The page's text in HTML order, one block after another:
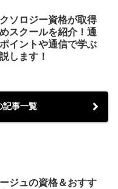
ソロジー資格が取得
スクールを紹介！通
イントや通信で学ぶ
します！
記事一覧
ジュの資格＆おすす